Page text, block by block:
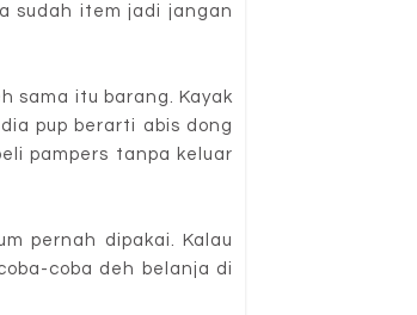
sudah item jadi jangan
sama itu barang. Kayak
pup berarti abis dong
pampers tanpa keluar
pernah dipakai. Kalau
coba deh belanja di